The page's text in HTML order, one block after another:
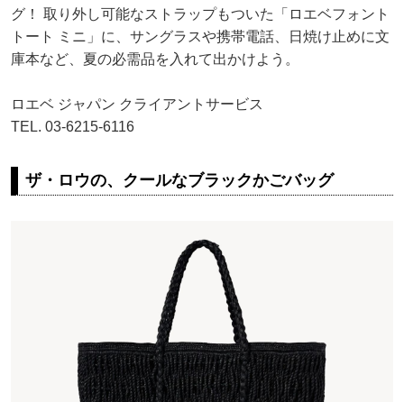
グ！ 取り外し可能なストラップもついた「ロエベフォント
トート ミニ」に、サングラスや携帯電話、日焼け止めに文
庫本など、夏の必需品を入れて出かけよう。
ロエベ ジャパン クライアントサービス
TEL. 03-6215-6116
ザ・ロウの、クールなブラックかごバッグ